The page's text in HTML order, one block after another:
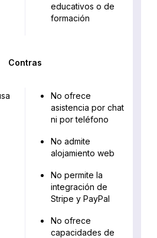
educativos o de
formación
Contras
No ofrece
asistencia por chat
ni por teléfono
No admite
alojamiento web
No permite la
integración de
Stripe y PayPal
No ofrece
capacidades de